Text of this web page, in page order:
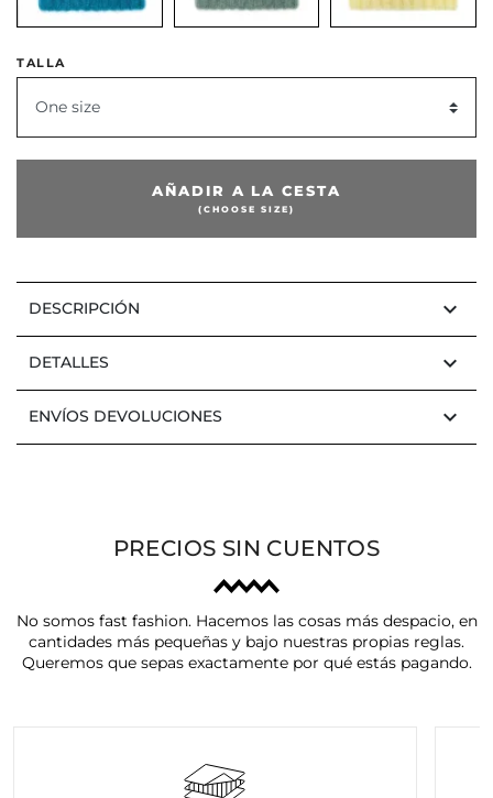
TALLA
One size
AÑADIR A LA CESTA
(CHOOSE SIZE)
DESCRIPCIÓN keyboard_arrow_down
DETALLES keyboard_arrow_down
ENVÍOS DEVOLUCIONES keyboard_arrow_down
PRECIOS SIN CUENTOS
No somos fast fashion. Hacemos las cosas más despacio, en
cantidades más pequeñas y bajo nuestras propias reglas.
Queremos que sepas exactamente por qué estás pagando.